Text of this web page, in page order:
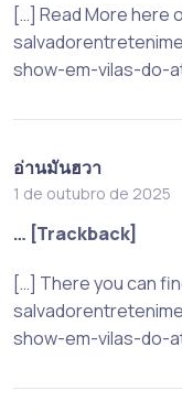
[…] Read More here
show-em-vilas-do-
อ่านมันฮวา
1 de outubro de 2025
… [Trackback]
[…] There you can
show-em-vilas-do-